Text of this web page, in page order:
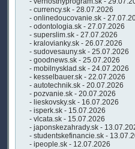
- currency.sk - 28.07.2026
- onlinedoucovanie.sk -
- odontologia.sk - 27.07.2026
- superslim.sk - 27.07.2026
- kralovianky.sk - 26.07.2026
- sudovesauny.sk - 25.07.2026
- goodnews.sk - 25.07.2026
- mobilnysklad.sk - 24.07.2026
- kesselbauer.sk - 22.07.2026
- autotechnik.sk - 20.07.2026
- pozvanie.sk - 20.07.2026
- lieskovsky.sk - 16.07.2026
- isperk.sk - 15.07.2026
- vlcata.sk - 15.07.2026
- japonskezahrady.sk -
- studentskefinancie.sk -
- ipeople.sk - 12.07.2026